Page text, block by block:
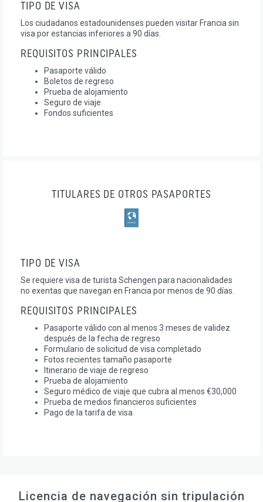
TIPO DE VISA
Los ciudadanos estadounidenses pueden visitar Francia sin
visa por estancias inferiores a 90 días.
REQUISITOS PRINCIPALES
Pasaporte válido
Boletos de regreso
Prueba de alojamiento
Seguro de viaje
Fondos suficientes
TITULARES DE OTROS PASAPORTES
TIPO DE VISA
Se requiere visa de turista Schengen para nacionalidades
no exentas que navegan en Francia por menos de 90 días.
REQUISITOS PRINCIPALES
Pasaporte válido con al menos 3 meses de validez
después de la fecha de regreso
Formulario de solicitud de visa completado
Fotos recientes tamaño pasaporte
Itinerario de viaje de regreso
Prueba de alojamiento
Seguro médico de viaje que cubra al menos €30,000
Prueba de medios financieros suficientes
Pago de la tarifa de visa
Licencia de navegación sin tripulación